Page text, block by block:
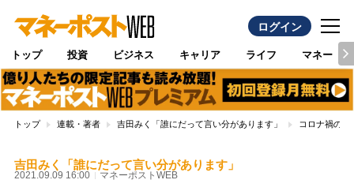
ログイン
トップ 投資 ビジネス キャリア ライフ マネー
トップ 連載・著者 吉田みく「誰にだって言い分があります」 コロナ禍の
吉田みく「誰にだって言い分があります」
2021.09.09 16:00 マネーポストWEB